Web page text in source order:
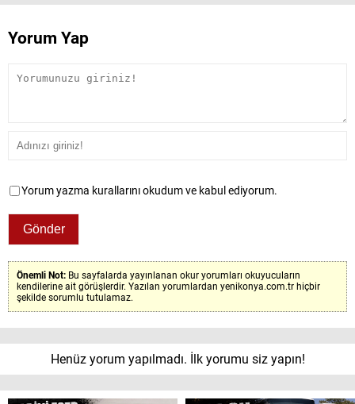
Yorum Yap
Yorum yazma kurallarını okudum ve kabul ediyorum.
Önemli Not: Bu sayfalarda yayınlanan okur yorumları okuyucuların
kendilerine ait görüşlerdir. Yazılan yorumlardan yenikonya.com.tr hiçbir
şekilde sorumlu tutulamaz.
Henüz yorum yapılmadı. İlk yorumu siz yapın!